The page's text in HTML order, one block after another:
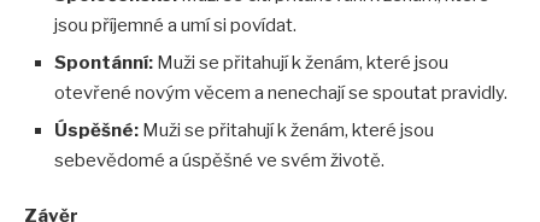
jsou příjemné a umí si povídat.
Spontánní: Muži se přitahují k ženám, které jsou
otevřené novým věcem a nenechají se spoutat pravidly.
Úspěšné: Muži se přitahují k ženám, které jsou
sebevědomé a úspěšné ve svém životě.
Závěr